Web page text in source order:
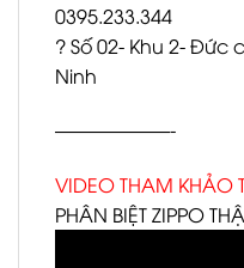
0395.233.344
? Số 02- Khu 2-
Ninh
——————-
VIDEO THAM KHẢO
PHÂN BIỆT ZIPPO